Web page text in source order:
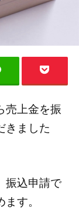
売上金を振
きました
振込申請で
す。